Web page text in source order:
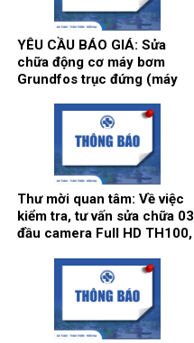
YÊU CẦU BÁO GIÁ: Sửa
chữa động cơ máy bơm
Grundfos trục đứng (máy
trục ngang (máy bơm số 3)
tại trạm bơm nước tổng của
Bệnh viện.
Thư mời quan tâm: Về việc
kiểm tra, tư vấn sửa chữa 03
đầu camera Full HD TH100,
sản xuất: Karl Storz của
khoa Gây mê hồi sức.